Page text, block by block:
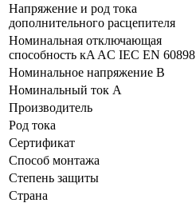
Напряжение и род тока
дополнительного расцепителя
Номинальная отключающая
способность кA AC IEC EN 60898
Номинальное напряжение В
Номинальный ток А
Производитель
Род тока
Сертификат
Способ монтажа
Степень защиты
Страна